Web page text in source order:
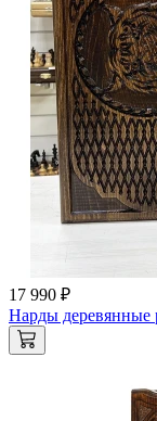
17 990 ₽
Нарды деревянные